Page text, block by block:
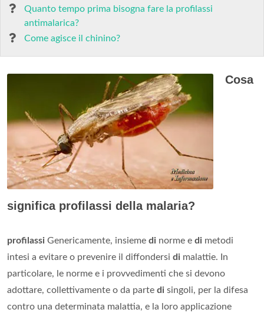
Quanto tempo prima bisogna fare la profilassi
antimalarica?
Come agisce il chinino?
Cosa
significa profilassi della malaria?
profilassi Genericamente, insieme di norme e di metodi
intesi a evitare o prevenire il diffondersi di malattie. In
particolare, le norme e i provvedimenti che si devono
adottare, collettivamente o da parte di singoli, per la difesa
contro una determinata malattia, e la loro applicazione